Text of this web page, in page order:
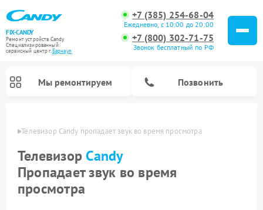
FIX-CANDY
Ремонт устройств Candy
Специализированный
cервисный центр г.Барнаул
+7 (385) 254-68-04
Ежедневно, с 10:00 до 20:00
+7 (800) 302-71-75
Звонок бесплатный по РФ
Мы ремонтируем Позвонить
Телевизор Candy пропадает звук во время просмотра
Телевизор Candy
Пропадает звук во время
просмотра